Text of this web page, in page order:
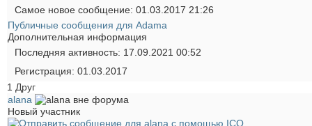
Самое новое сообщение 01.03.2017 21:26
Публичные сообщения для Аdama
Дополнительная информация
Последняя активность 17.09.2021 00:52
Регистрация 01.03.2017
1 Друг
alana
Новый участник